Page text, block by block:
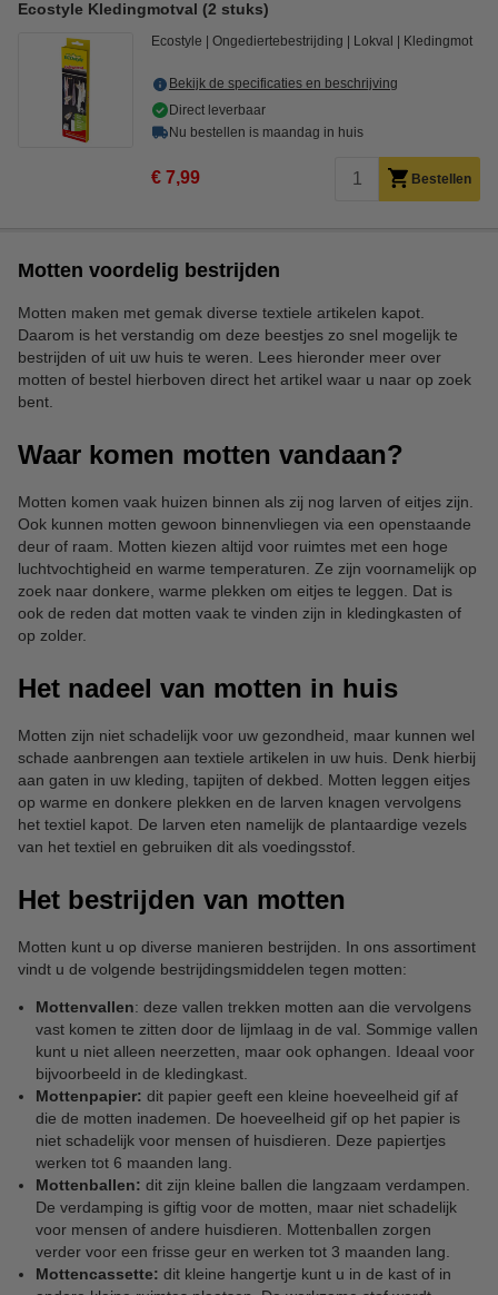
Ecostyle Kledingmotval (2 stuks)
Ecostyle Ongediertebestrijding Lokval Kledingmot
Bekijk de specificaties en beschrijving
Direct leverbaar
Nu bestellen is maandag in huis
€ 7,99 Bestellen
Motten voordelig bestrijden
Motten maken met gemak diverse textiele artikelen kapot.
Daarom is het verstandig om deze beestjes zo snel mogelijk te
bestrijden of uit uw huis te weren. Lees hieronder meer over
motten of bestel hierboven direct het artikel waar u naar op zoek
bent.
Waar komen motten vandaan?
Motten komen vaak huizen binnen als zij nog larven of eitjes zijn.
Ook kunnen motten gewoon binnenvliegen via een openstaande
deur of raam. Motten kiezen altijd voor ruimtes met een hoge
luchtvochtigheid en warme temperaturen. Ze zijn voornamelijk op
zoek naar donkere, warme plekken om eitjes te leggen. Dat is
ook de reden dat motten vaak te vinden zijn in kledingkasten of
op zolder.
Het nadeel van motten in huis
Motten zijn niet schadelijk voor uw gezondheid, maar kunnen wel
schade aanbrengen aan textiele artikelen in uw huis. Denk hierbij
aan gaten in uw kleding, tapijten of dekbed. Motten leggen eitjes
op warme en donkere plekken en de larven knagen vervolgens
het textiel kapot. De larven eten namelijk de plantaardige vezels
van het textiel en gebruiken dit als voedingsstof.
Het bestrijden van motten
Motten kunt u op diverse manieren bestrijden. In ons assortiment
vindt u de volgende bestrijdingsmiddelen tegen motten:
Mottenvallen: deze vallen trekken motten aan die vervolgens
vast komen te zitten door de lijmlaag in de val. Sommige vallen
kunt u niet alleen neerzetten, maar ook ophangen. Ideaal voor
bijvoorbeeld in de kledingkast.
Mottenpapier: dit papier geeft een kleine hoeveelheid gif af
die de motten inademen. De hoeveelheid gif op het papier is
niet schadelijk voor mensen of huisdieren. Deze papiertjes
werken tot 6 maanden lang.
Mottenballen: dit zijn kleine ballen die langzaam verdampen.
De verdamping is giftig voor de motten, maar niet schadelijk
voor mensen of andere huisdieren. Mottenballen zorgen
verder voor een frisse geur en werken tot 3 maanden lang.
Mottencassette: dit kleine hangertje kunt u in de kast of in